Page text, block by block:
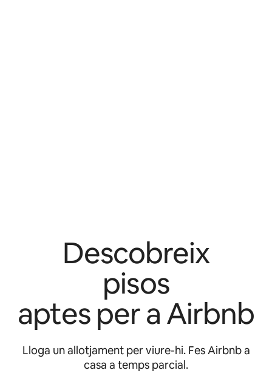
Descobreix
pisos
aptes per a Airbnb
Lloga un allotjament per viure-hi. Fes Airbnb a
casa a temps parcial.